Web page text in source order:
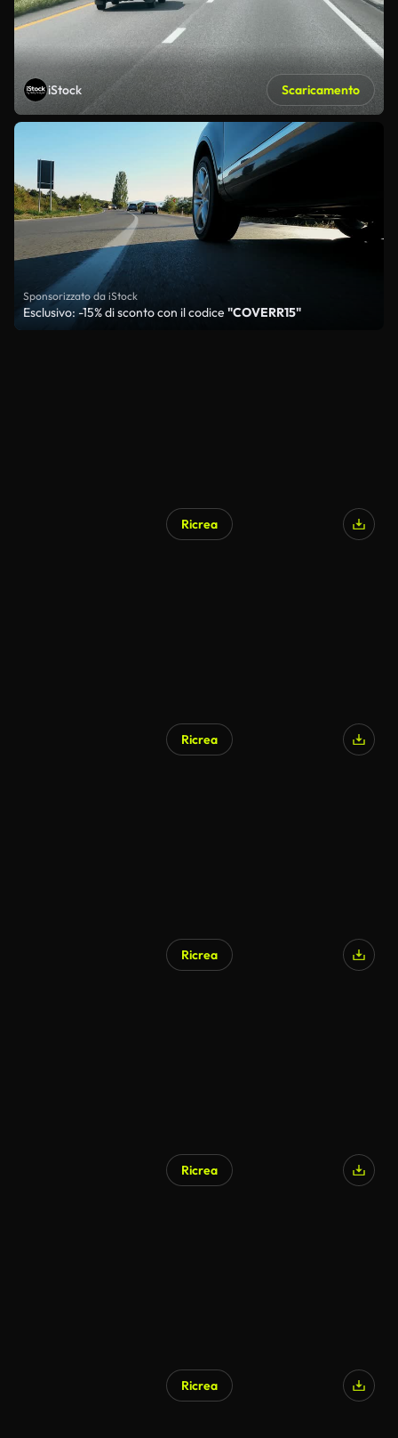
iStock Scaricamento
Sponsorizzato da iStock
Esclusivo: -15% di sconto con il codice "COVERR15"
Ricrea
Ricrea
Ricrea
Ricrea
Ricrea